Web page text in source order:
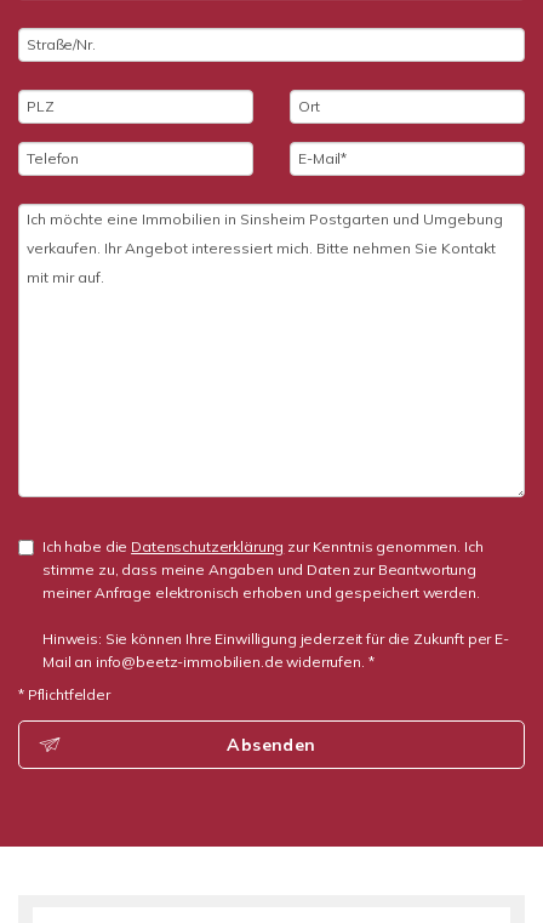
Ich habe die Datenschutzerklärung zur Kenntnis genommen. Ich
stimme zu, dass meine Angaben und Daten zur Beantwortung
meiner Anfrage elektronisch erhoben und gespeichert werden.
Hinweis: Sie können Ihre Einwilligung jederzeit für die Zukunft per E-
Mail an info@beetz-immobilien.de widerrufen. *
* Pflichtfelder
Absenden